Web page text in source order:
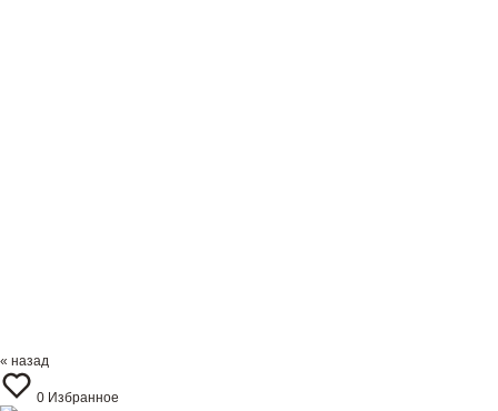
« назад
0 Избранное